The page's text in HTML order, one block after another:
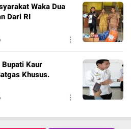
Waka Dua
Dari RI
Kaur
Khusus.